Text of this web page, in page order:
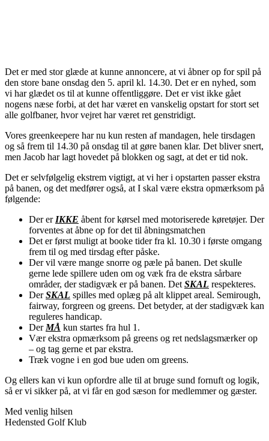
Det er med stor glæde at kunne annoncere, at vi åbner op for spil på
den store bane onsdag den 5. april kl. 14.30. Det er en nyhed, som
vi har glædet os til at kunne offentliggøre. Det er vist ikke gået
nogens næse forbi, at det har været en vanskelig opstart for stort set
alle golfbaner, hvor vejret har været ret genstridigt.
Vores greenkeepere har nu kun resten af mandagen, hele tirsdagen
og så frem til 14.30 på onsdag til at gøre banen klar. Det bliver snert,
men Jacob har lagt hovedet på blokken og sagt, at det er tid nok.
Det er selvfølgelig ekstrem vigtigt, at vi her i opstarten passer ekstra
på banen, og det medfører også, at I skal være ekstra opmærksom på
følgende:
Der er IKKE åbent for kørsel med motoriserede køretøjer. Der
forventes at åbne op for det til åbningsmatchen
Det er først muligt at booke tider fra kl. 10.30 i første omgang
frem til og med tirsdag efter påske.
Der vil være mange snorre og pæle på banen. Det skulle
gerne lede spillere uden om og væk fra de ekstra sårbare
områder, der stadigvæk er på banen. Det SKAL respekteres.
DerSKAL spilles med oplæg på alt klippet areal. Semirough,
fairway, forgreen og greens. Det betyder, at der stadigvæk kan
reguleres handicap.
Der MÅ kun startes fra hul 1.
Vær ekstra opmærksom på greens og ret nedslagsmærker op
– og tag gerne et par ekstra.
Træk vogne i en god bue uden om greens.
Og ellers kan vi kun opfordre alle til at bruge sund fornuft og logik,
så er vi sikker på, at vi får en god sæson for medlemmer og gæster.
Med venlig hilsen
Hedensted Golf Klub